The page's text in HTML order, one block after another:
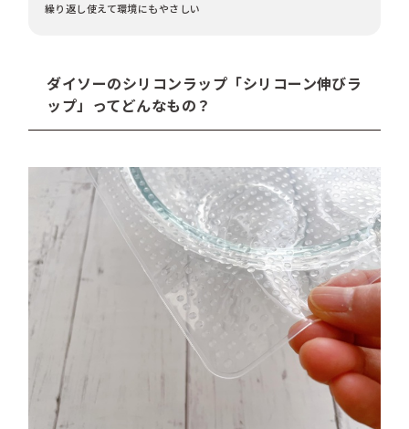
繰り返し使えて環境にもやさしい
ダイソーのシリコンラップ「シリコーン伸びラ
ップ」ってどんなもの？